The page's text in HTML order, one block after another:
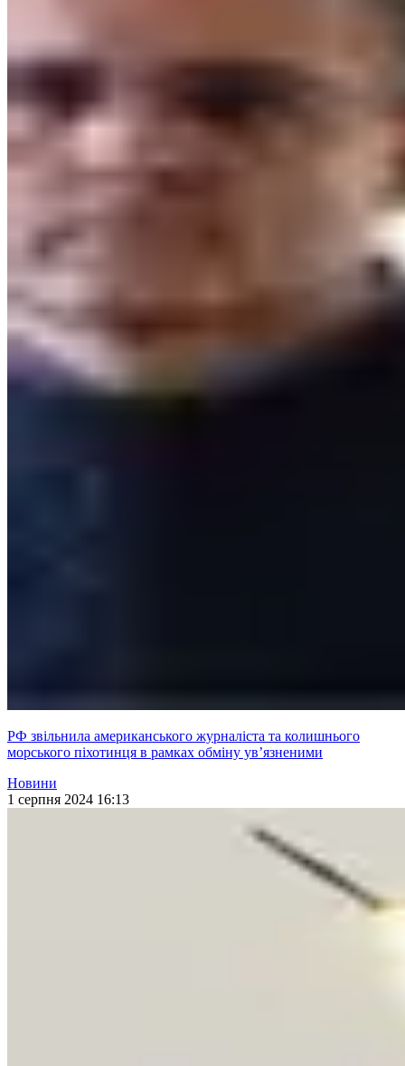
РФ звільнила американського журналіста та колишнього
морського піхотинця в рамках обміну ув’язненими
Новини
1 серпня 2024 16:13